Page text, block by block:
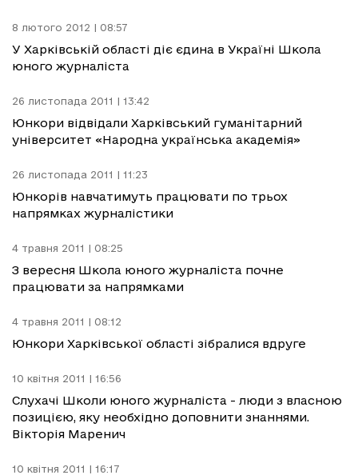
8 лютого 2012 | 08:57
У Харківській області діє єдина в Україні Школа
юного журналіста
26 листопада 2011 | 13:42
Юнкори відвідали Харківський гуманітарний
університет «Народна українська академія»
26 листопада 2011 | 11:23
Юнкорів навчатимуть працювати по трьох
напрямках журналістики
4 травня 2011 | 08:25
З вересня Школа юного журналіста почне
працювати за напрямками
4 травня 2011 | 08:12
Юнкори Харківської області зібралися вдруге
10 квітня 2011 | 16:56
Слухачі Школи юного журналіста - люди з власною
позицією, яку необхідно доповнити знаннями.
Вікторія Маренич
10 квітня 2011 | 16:17